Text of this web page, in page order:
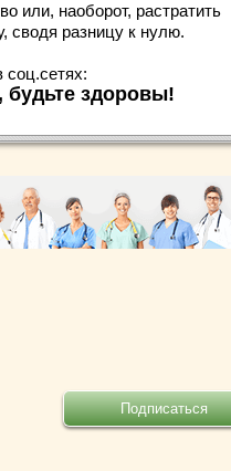
или, наоборот, растратить
сводя разницу к нулю.
соц.сетях:
будьте здоровы!